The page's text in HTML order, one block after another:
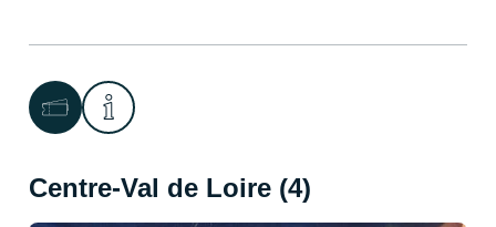
Centre-Val de Loire (4)